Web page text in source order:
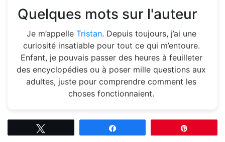
Quelques mots sur l'auteur
Je m’appelle Tristan. Depuis toujours, j’ai une
curiosité insatiable pour tout ce qui m’entoure.
Enfant, je pouvais passer des heures à feuilleter
des encyclopédies ou à poser mille questions aux
adultes, juste pour comprendre comment les
choses fonctionnaient.